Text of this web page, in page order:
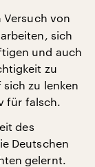
Versuch von
sich
und auch
zu
zu lenken
für falsch.
des
Deutschen
gelernt.